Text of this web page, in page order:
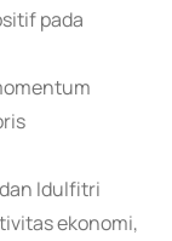
pada
Idulfitri
ekonomi,